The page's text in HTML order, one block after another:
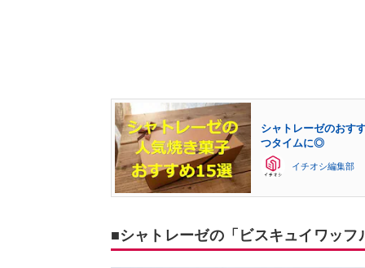
シャトレーゼのおす
つタイムに◎
イチオシ編集部
■シャトレーゼの「ビスキュイワッフ